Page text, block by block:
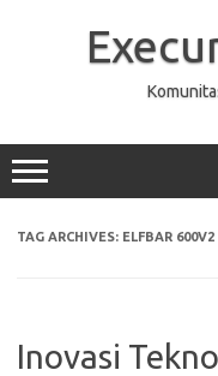
TAG ARCHIVES: ELFBAR 600V2
Inovasi